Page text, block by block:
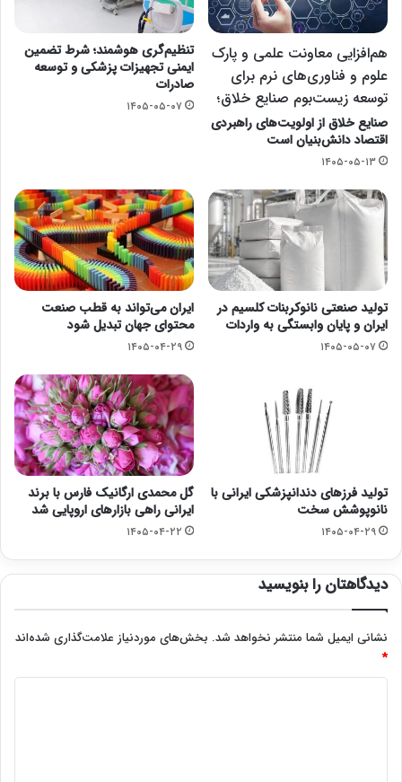
هم‌افزایی معاونت علمی و پارک
علوم و فناوری‌های نرم برای
توسعه زیست‌بوم صنایع خلاق؛
صنایع خلاق از اولویت‌های راهبردی
اقتصاد دانش‌بنیان است
۱۴۰۵-۰۵-۱۳
تنظیم‌گری هوشمند؛ شرط تضمین
ایمنی تجهیزات پزشکی و توسعه
صادرات
۱۴۰۵-۰۵-۰۷
تولید صنعتی نانوکربنات کلسیم در
ایران و پایان وابستگی به واردات
۱۴۰۵-۰۵-۰۷
ایران می‌تواند به قطب صنعت
محتوای جهان تبدیل شود
۱۴۰۵-۰۴-۲۹
تولید فرزهای دندانپزشکی ایرانی با
نانوپوشش سخت
۱۴۰۵-۰۴-۲۹
گل محمدی ارگانیک فارس با برند
ایرانی راهی بازارهای اروپایی شد
۱۴۰۵-۰۴-۲۲
دیدگاهتان را بنویسید
نشانی ایمیل شما منتشر نخواهد شد. بخش‌های موردنیاز علامت‌گذاری شده‌اند
*